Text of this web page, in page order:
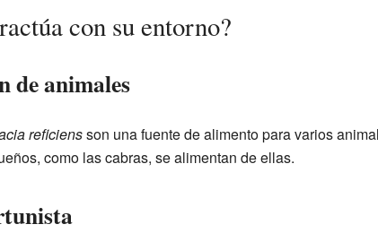
con su entorno?
de animales
reficiensson una fuente de alimento para varios
como las cabras, se alimentan de ellas.